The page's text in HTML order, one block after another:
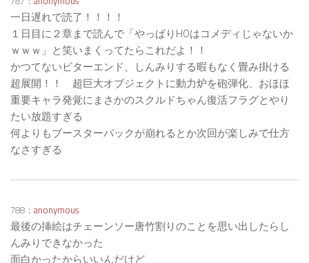
一日遅れで読了！！！！
１日目に２章まで読んで「やっぱりHOはコメディじゃないか
ｗｗｗ」と笑いまくってたらこれだよ！！
かつてないビターエンド、しんみりする暇もなく畳み掛ける
超展開！！ 超巨大オブジェクトに動力炉を砲弾化、おほほ
重要キャラ発覚にまさかのスクルドちゃん復活フラグとやり
たい放題すぎる
何よりもブースターパックが崩れるとか次回が楽しみで仕方
なさすぎる
788： anonymous
最後の挿絵はチェーンソー唐竹割りのことを思い出したらし
んみりできなかった
面白かったからいいんだけど